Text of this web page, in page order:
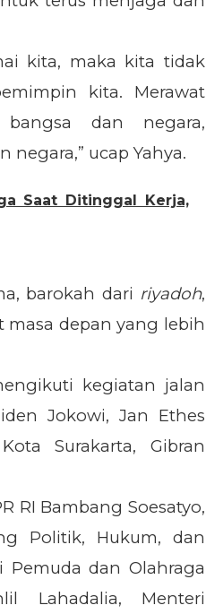
kita, maka kita tidak
kita. Merawat
bangsa dan negara,
ucap Yahya.
Saat Ditinggal Kerja,
barokah dari riyadoh,
masa depan yang lebih
kegiatan jalan
Jokowi, Jan Ethes
Surakarta, Gibran
RI Bambang Soesatyo,
Politik, Hukum, dan
Pemuda dan Olahraga
Lahadalia, Menteri